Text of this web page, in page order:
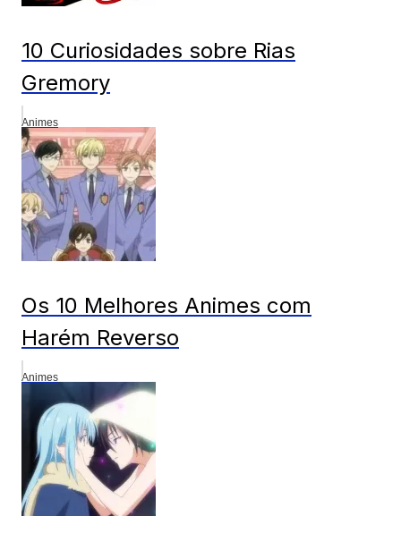
10 Curiosidades sobre Rias
Gremory
Animes
Os 10 Melhores Animes com
Harém Reverso
Animes